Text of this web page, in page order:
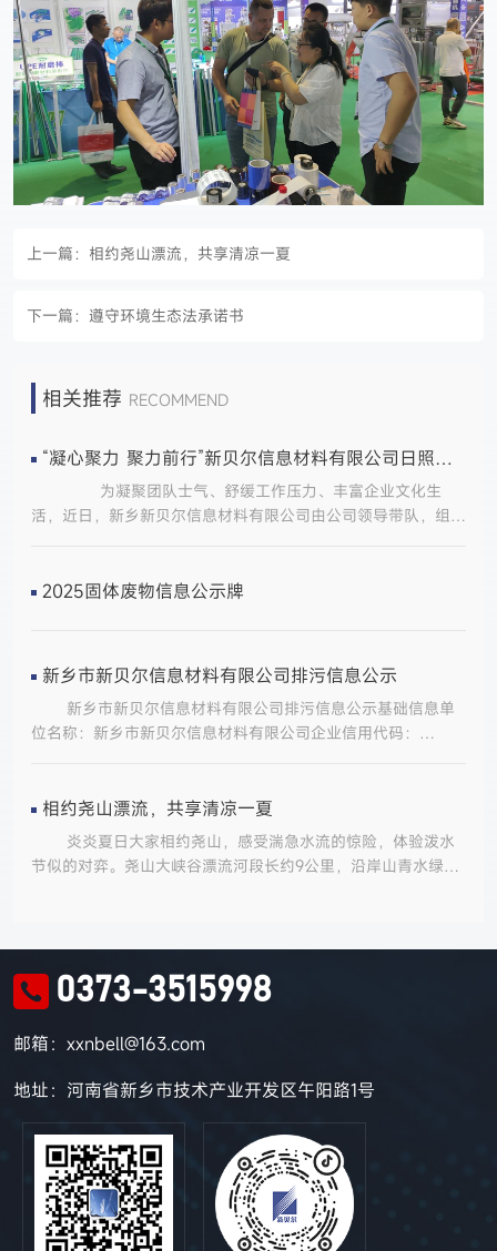
上一篇： 相约尧山漂流，共享清凉一夏
下一篇： 遵守环境生态法承诺书
相关推荐 RECOMMEND
“凝心聚力 聚力前行”新贝尔信息材料有限公司日照团建活动顺利举行
为凝聚团队士气、舒缓工作压力、丰富企业文化生
活，近日，新乡新贝尔信息材料有限公司由公司领导带队，组织
海风光。大家踊跃体验出海捕鱼、沙滩赶海等特色趣味项目，在
力、锐意进取，携手助推公司高质量稳步发展。
2025固体废物信息公示牌
新乡市新贝尔信息材料有限公司排污信息公示
新乡市新贝尔信息材料有限公司排污信息公示基础信息单
位名称：新乡市新贝尔信息材料有限公司企业信用代码：
带、碳带、打印机产量：1200万平方米排污信息主要污染物名
称非甲烷总烃排放方式：净化设备处理后排放排放口数量：1个
排放检测设备：VOCs在线监测仪超标处罚情况：无执行污染物
排放标准工业涂装工序挥发性有机物排放标准DB41-1951-2020
称：年产5000万平方米热转印产品技术改造项目项目批复：新
高综监告字【2020】35号应急预案备案号：
41077120220218013
相约尧山漂流，共享清凉一夏
炎炎夏日大家相约尧山，感受湍急水流的惊险，体验泼水
节似的对弈。尧山大峡谷漂流河段长约9公里，沿岸山青水绿，
由翱翔，尽情享受，仿佛我们新贝尔前行的道路，有着许许多多
的困难和胜利的喜悦，我们相信只要我们有着必胜的信心和全心
全意服务客户的初心，一定会战胜所有困难，回首往事，却不正
0373-3515998
邮箱：xxnbell@163.com
地址：河南省新乡市技术产业开发区午阳路1号